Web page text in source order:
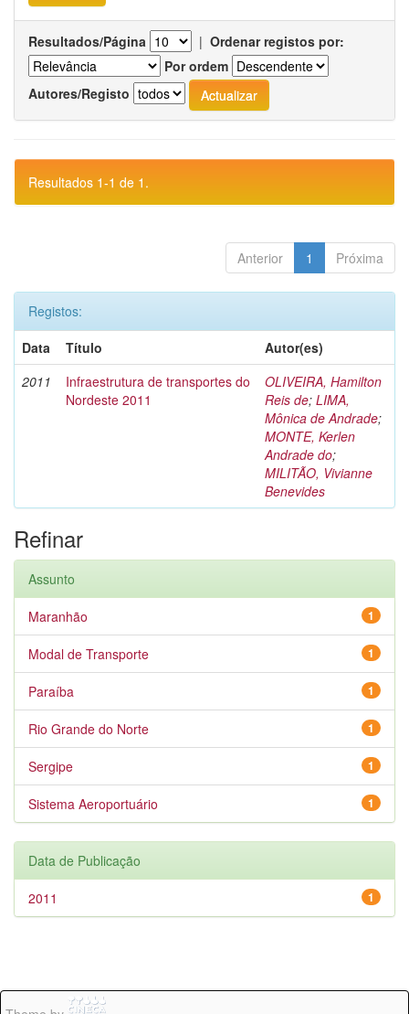
Resultados/Página | Ordenar registos por:
Por ordem
Autores/Registo
Resultados 1-1 de 1.
Anterior 1 Próxima
Registos:
Data
Título
Autor(es)
2011
Infraestrutura de transportes do
Nordeste 2011
OLIVEIRA, Hamilton
Reis de; LIMA,
Mônica de Andrade;
MONTE, Kerlen
Andrade do;
MILITÃO, Vivianne
Benevides
Refinar
Assunto
1
Maranhão
1
Modal de Transporte
1
Paraíba
1
Rio Grande do Norte
1
Sergipe
1
Sistema Aeroportuário
Data de Publicação
1
2011